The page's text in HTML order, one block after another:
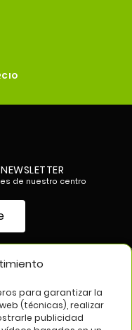
para garantizar la
(técnicas), realizar
publicidad
de nuestro centro